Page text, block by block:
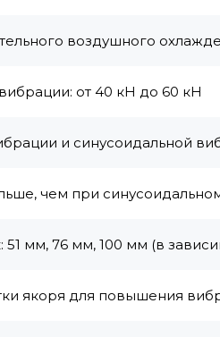
воздушного
от 40 кН до 60 кН
и синусоидальной
чем при
мм, 76 мм, 100 мм (в
якоря для повышения